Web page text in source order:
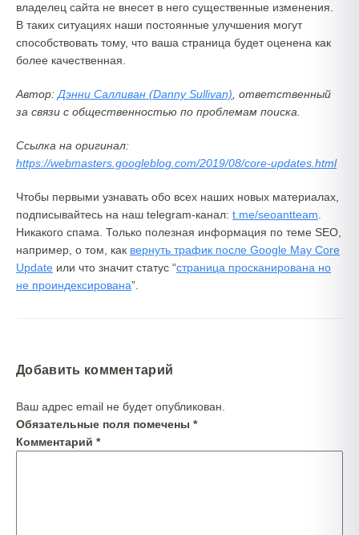
владелец сайта не внесет в него существенные изменения.
В таких ситуациях наши постоянные улучшения могут
способствовать тому, что ваша страница будет оценена как
более качественная.
Автор: Дэнни Салливан (Danny Sullivan) , ответственный
за связи с общественностью по проблемам поиска.
Ссылка на оригинал:
https://webmasters.googleblog.com/2019/08/core-updates.html
Чтобы первыми узнавать обо всех наших новых материалах,
подписывайтесь на наш telegram-канал: t.me/seoantteam
Никакого спама. Только полезная информация по теме SEO,
например, о том, как вернуть трафик после Google May Core
Update или что значит статус “страница просканирована но
не проиндексирована”.
Добавить комментарий
Ваш адрес email не будет опубликован.
Обязательные поля помечены *
Комментарий *